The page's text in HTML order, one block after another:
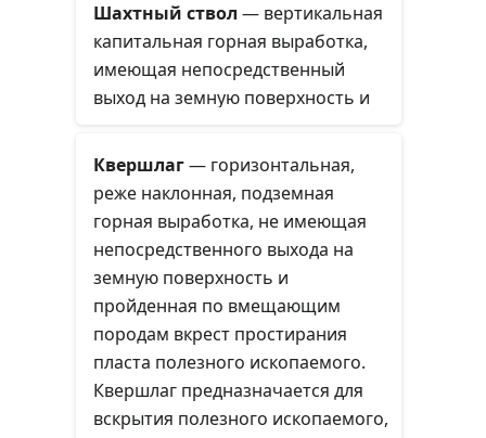
Шахтный ствол — вертикальная
капитальная горная выработка,
имеющая непосредственный
выход на земную поверхность и
обслуживания подземных горных
работ. Через шахтные стволы
осуществляется спуск и подъём
полезного ископаемого, породы,
материалов, оборудования,
людей и осуществляют
проветривание шахты.
Квершлаг— горизонтальная,
реже наклонная, подземная
горная выработка, не имеющая
непосредственного выхода на
земную поверхность и
пройденная по вмещающим
породам вкрест простирания
пласта полезного ископаемого.
Квершлаг предназначается для
вскрытия полезного ископаемого,